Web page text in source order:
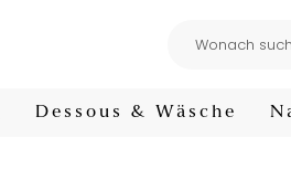
Dessous & Wäsche